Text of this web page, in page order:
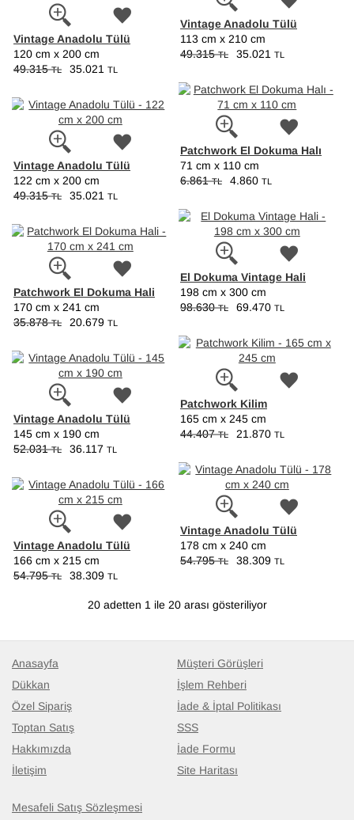
Vintage Anadolu Tülü
113 cm x 210 cm
49.315TL 35.021 TL
Vintage Anadolu Tülü
120 cm x 200 cm
49.315TL 35.021 TL
Patchwork El Dokuma Halı
71 cm x 110 cm
6.861TL 4.860 TL
Vintage Anadolu Tülü
122 cm x 200 cm
49.315TL 35.021 TL
El Dokuma Vintage Hali
198 cm x 300 cm
98.630TL 69.470 TL
Patchwork El Dokuma Hali
170 cm x 241 cm
35.878TL 20.679 TL
Patchwork Kilim
165 cm x 245 cm
44.407TL 21.870 TL
Vintage Anadolu Tülü
145 cm x 190 cm
52.031TL 36.117 TL
Vintage Anadolu Tülü
178 cm x 240 cm
54.795TL 38.309 TL
Vintage Anadolu Tülü
166 cm x 215 cm
54.795TL 38.309 TL
20 adetten 1 ile 20 arası gösteriliyor
Anasayfa
Dükkan
Özel Sipariş
Toptan Satış
Hakkımızda
İletişim
Müşteri Görüşleri
İşlem Rehberi
İade & İptal Politikası
SSS
İade Formu
Site Haritası
Mesafeli Satış Sözleşmesi